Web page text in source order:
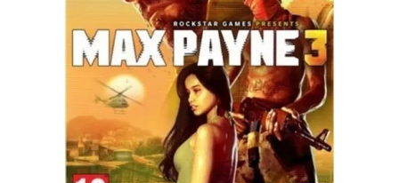
Игры для Sony PS Vita
Игры для Sony PSP
Игры (Картриджи) для 8-бит
Игры (картриджи) для Sega Mega Drive 16-бит
Игры под VR